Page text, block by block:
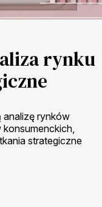
rynku
analizę rynków
strategiczne